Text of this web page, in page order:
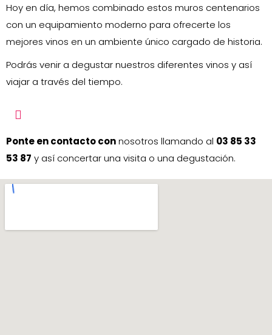
Hoy en día, hemos combinado estos muros centenarios
con un equipamiento moderno para ofrecerte los
mejores vinos en un ambiente único cargado de historia.
Podrás venir a degustar nuestros diferentes vinos y así
viajar a través del tiempo.
Ponte en contacto connosotros llamando al 03 85 33
53 87 y así concertar una visita o una degustación.